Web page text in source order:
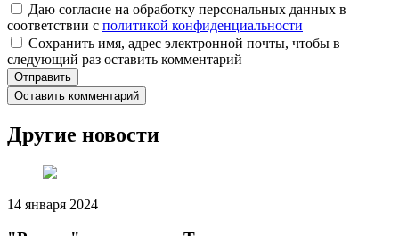
Даю согласие на обработку персональных данных в
соответствии с политикой конфиденциальности
Сохранить имя, адрес электронной почты, чтобы в
следующий раз оставить комментарий
Оставить комментарий
Другие новости
14 января 2024